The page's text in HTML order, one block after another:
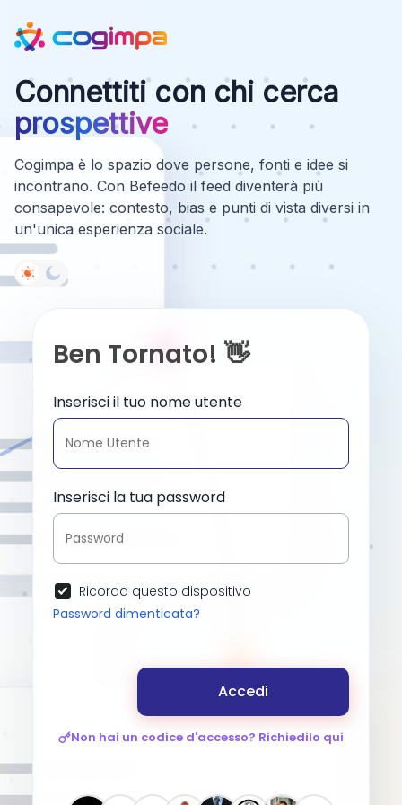
Connettiti con chi cerca
prospettive
Cogimpa è lo spazio dove persone, fonti e idee si
incontrano. Con Befeedo il feed diventerà più
consapevole: contesto, bias e punti di vista diversi in
un'unica esperienza sociale.
Ben Tornato! 👋
Inserisci il tuo nome utente
Inserisci la tua password
Ricorda questo dispositivo
Password dimenticata?
Accedi
Non hai un codice d'accesso? Richiedilo qui